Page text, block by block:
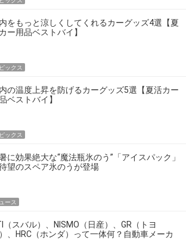
をもっと涼しくしてくれるカーグッズ4選【夏
ー用品ベストバイ】
ックス
の温度上昇を防げるカーグッズ5選【夏活カー
ベストバイ】
ックス
に効果絶大な“魔法瓶氷のう”「アイスパック」
望のスペア氷のうが登場
ース
（スバル）、NISMO（日産）、GR（トヨ
、HRC（ホンダ）って一体何？自動車メーカ